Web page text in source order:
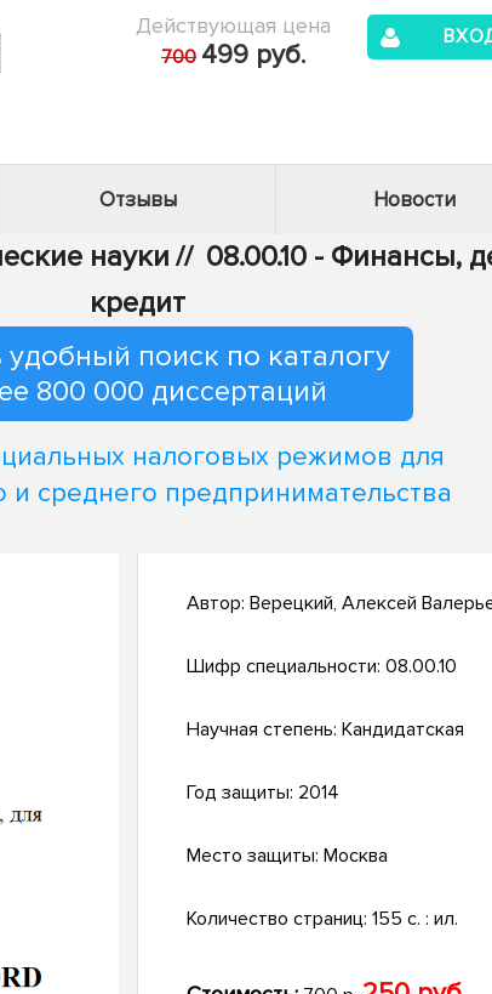
Действующая цена
700 499 руб.
Отзывы Новости
науки // 08.00.10 - Финансы,
кредит
поиск по каталогу
800 000 диссертаций
налоговых режимов для
среднего предпринимательства
Автор: Верецкий, Алексей
Шифр специальности: 08.00.10
Научная степень: Кандидатская
Год защиты: 2014
Место защиты: Москва
Количество страниц: 155 с. : ил.